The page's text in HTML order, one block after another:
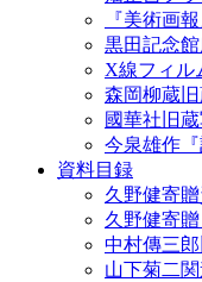
『美術画
黒田記念
X線フィル
森岡柳蔵
國華社旧
今泉雄作『
資料目録
久野健寄
久野健寄
中村傳三
山下菊二